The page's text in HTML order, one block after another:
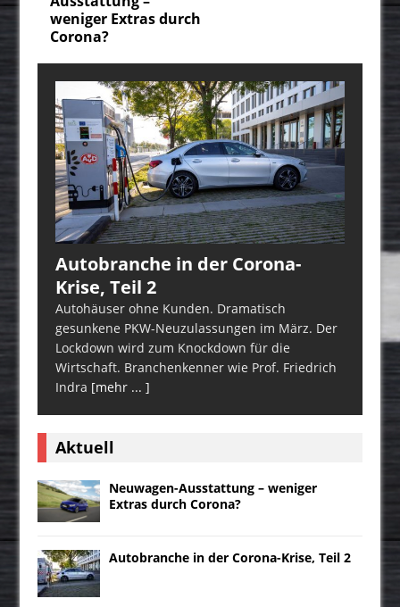
Autobranche in der Corona-
Krise, Teil 2
Autohäuser ohne Kunden. Dramatisch
gesunkene PKW-Neuzulassungen im März. Der
Lockdown wird zum Knockdown für die
Wirtschaft. Branchenkenner wie Prof. Friedrich
Indra [mehr ... ]
Aktuell
Neuwagen-Ausstattung – weniger
Extras durch Corona?
Autobranche in der Corona-Krise, Teil 2